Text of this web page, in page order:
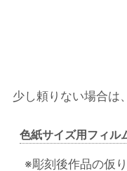
少し頼りない場合は
色紙サイズ用フィル
※彫刻後作品の仮り